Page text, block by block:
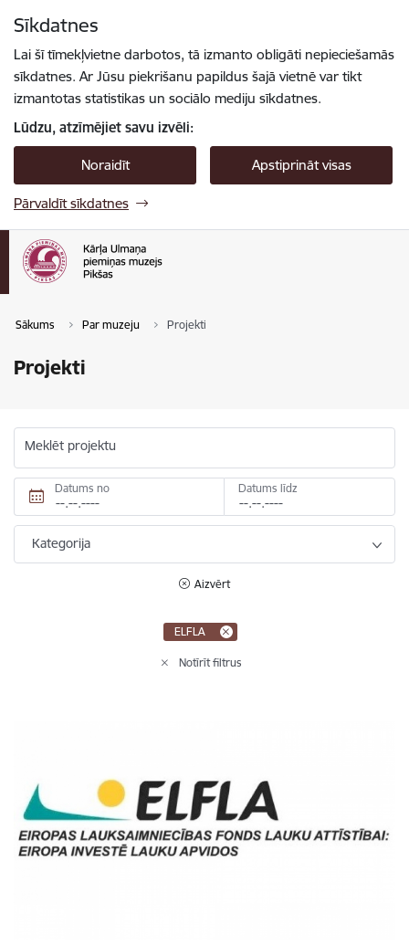
Sīkdatnes
Lai šī tīmekļvietne darbotos, tā izmanto obligāti nepieciešamās
sīkdatnes. Ar Jūsu piekrišanu papildus šajā vietnē var tikt
izmantotas statistikas un sociālo mediju sīkdatnes.
Lūdzu, atzīmējiet savu izvēli:
Noraidīt Apstiprināt visas
Pārvaldīt sīkdatnes
Sākums Par muzeju Projekti
Projekti
Meklēt projektu
Datums no Datums līdz
Kategorija
Aizvērt
ELFLA
Notīrīt filtrus